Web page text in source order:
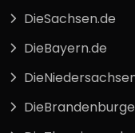
DieSachsen.de
DieBayern.de